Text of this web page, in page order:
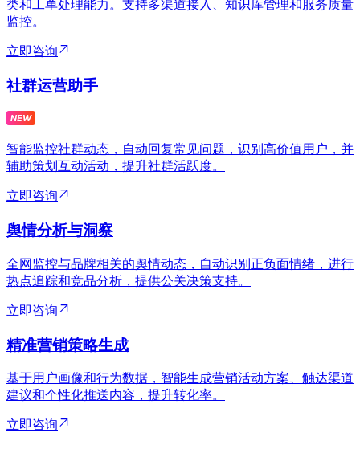
类和工单处理能力。支持多渠道接入、知识库管理和服务质量
监控。
立即咨询
社群运营助手
智能监控社群动态，自动回复常见问题，识别高价值用户，并
辅助策划互动活动，提升社群活跃度。
立即咨询
舆情分析与洞察
全网监控与品牌相关的舆情动态，自动识别正负面情绪，进行
热点追踪和竞品分析，提供公关决策支持。
立即咨询
精准营销策略生成
基于用户画像和行为数据，智能生成营销活动方案、触达渠道
建议和个性化推送内容，提升转化率。
立即咨询